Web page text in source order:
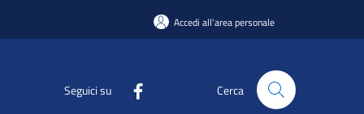
Accedi all'area personale
Seguici su Cerca